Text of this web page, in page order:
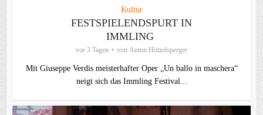
Kultur
FESTSPIELENDSPURT IN
IMMLING
vor 3 Tagen von Anton Hötzelsperger
Mit Giuseppe Verdis meisterhafter Oper „Un ballo in maschera“
neigt sich das Immling Festival...